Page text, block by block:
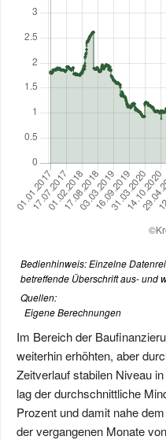
Bedienhinweis: Einzelne
betreffende Überschrift aus- und
Quellen:
Eigene Berechnungen
Im Bereich der
weiterhin erhöhten, aber
Zeitverlauf stabilen Niveau
lag der durchschnittliche
Prozent und damit nahe
der vergangenen Monate